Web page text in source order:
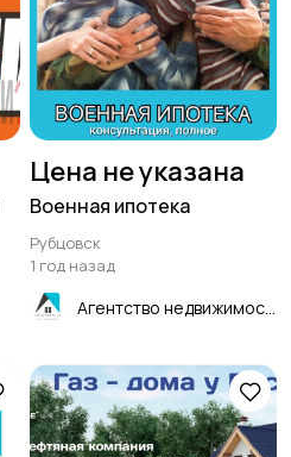
Цена не указана
Военная ипотека
Рубцовск
1 год назад